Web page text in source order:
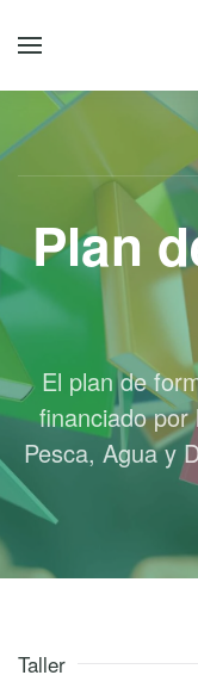
Plan
El plan de
financiado
Pesca, Agua y
Taller